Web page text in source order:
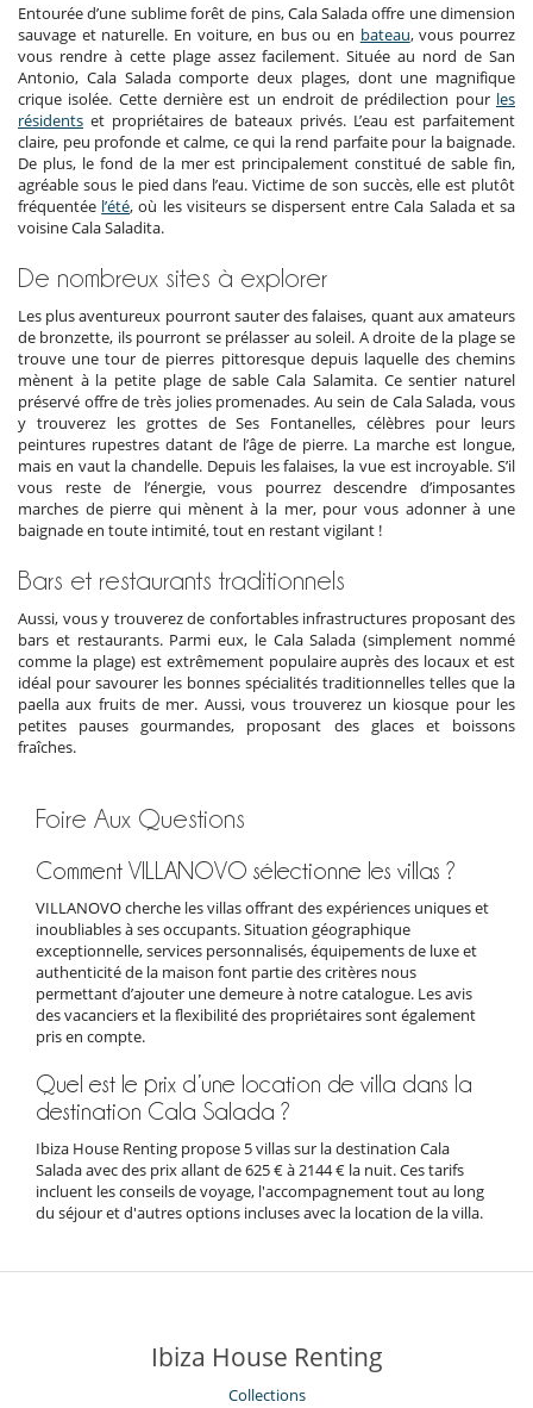
Entourée d’une sublime forêt de pins, Cala Salada offre une dimension
sauvage et naturelle. En voiture, en bus ou en bateau, vous pourrez
vous rendre à cette plage assez facilement. Située au nord de San
Antonio, Cala Salada comporte deux plages, dont une magnifique
crique isolée. Cette dernière est un endroit de prédilection pour les
résidents et propriétaires de bateaux privés. L’eau est parfaitement
claire, peu profonde et calme, ce qui la rend parfaite pour la baignade.
De plus, le fond de la mer est principalement constitué de sable fin,
agréable sous le pied dans l’eau. Victime de son succès, elle est plutôt
fréquentée l’été, où les visiteurs se dispersent entre Cala Salada et sa
voisine Cala Saladita.
De nombreux sites à explorer
Les plus aventureux pourront sauter des falaises, quant aux amateurs
de bronzette, ils pourront se prélasser au soleil. A droite de la plage se
trouve une tour de pierres pittoresque depuis laquelle des chemins
mènent à la petite plage de sable Cala Salamita. Ce sentier naturel
préservé offre de très jolies promenades. Au sein de Cala Salada, vous
y trouverez les grottes de Ses Fontanelles, célèbres pour leurs
peintures rupestres datant de l’âge de pierre. La marche est longue,
mais en vaut la chandelle. Depuis les falaises, la vue est incroyable. S’il
vous reste de l’énergie, vous pourrez descendre d’imposantes
marches de pierre qui mènent à la mer, pour vous adonner à une
baignade en toute intimité, tout en restant vigilant !
Bars et restaurants traditionnels
Aussi, vous y trouverez de confortables infrastructures proposant des
bars et restaurants. Parmi eux, le Cala Salada (simplement nommé
comme la plage) est extrêmement populaire auprès des locaux et est
idéal pour savourer les bonnes spécialités traditionnelles telles que la
paella aux fruits de mer. Aussi, vous trouverez un kiosque pour les
petites pauses gourmandes, proposant des glaces et boissons
fraîches.
Foire Aux Questions
Comment VILLANOVO sélectionne les villas ?
VILLANOVO cherche les villas offrant des expériences uniques et
inoubliables à ses occupants. Situation géographique
exceptionnelle, services personnalisés, équipements de luxe et
authenticité de la maison font partie des critères nous
permettant d’ajouter une demeure à notre catalogue. Les avis
des vacanciers et la flexibilité des propriétaires sont également
pris en compte.
Quel est le prix d’une location de villa dans la
destination Cala Salada ?
Ibiza House Renting propose 5 villas sur la destination Cala
Salada avec des prix allant de 625 € à 2144 € la nuit. Ces tarifs
incluent les conseils de voyage, l'accompagnement tout au long
du séjour et d'autres options incluses avec la location de la villa.
Ibiza House Renting
Collections